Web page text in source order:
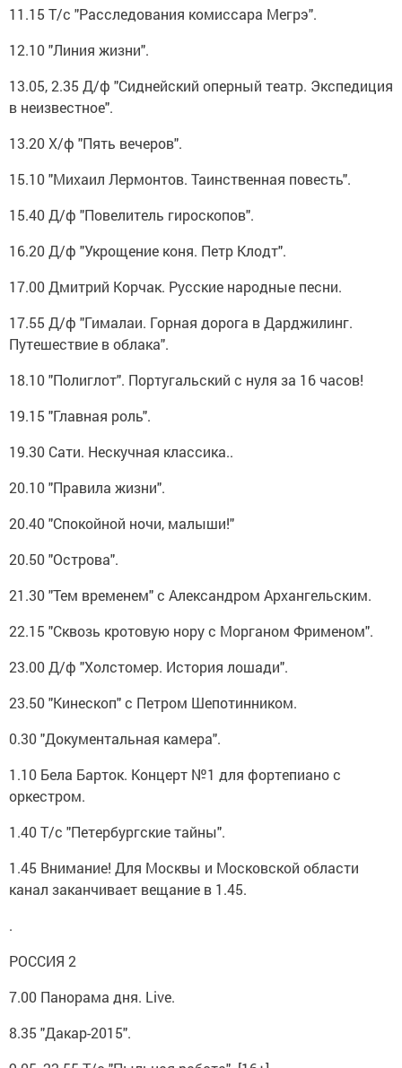
11.15 Т/с "Расследования комиссара Мегрэ".
12.10 "Линия жизни".
13.05, 2.35 Д/ф "Сиднейский оперный театр. Экспедиция
в неизвестное".
13.20 Х/ф "Пять вечеров".
15.10 "Михаил Лермонтов. Таинственная повесть".
15.40 Д/ф "Повелитель гироскопов".
16.20 Д/ф "Укрощение коня. Петр Клодт".
17.00 Дмитрий Корчак. Русские народные песни.
17.55 Д/ф "Гималаи. Горная дорога в Дарджилинг.
Путешествие в облака".
18.10 "Полиглот". Португальский с нуля за 16 часов!
19.15 "Главная роль".
19.30 Сати. Нескучная классика..
20.10 "Правила жизни".
20.40 "Спокойной ночи, малыши!"
20.50 "Острова".
21.30 "Тем временем" с Александром Архангельским.
22.15 "Сквозь кротовую нору с Морганом Фрименом".
23.00 Д/ф "Холстомер. История лошади".
23.50 "Кинескоп" с Петром Шепотинником.
0.30 "Документальная камера".
1.10 Бела Барток. Концерт №1 для фортепиано с
оркестром.
1.40 Т/с "Петербургские тайны".
1.45 Внимание! Для Москвы и Московской области
канал заканчивает вещание в 1.45.
.
РОССИЯ 2
7.00 Панорама дня. Live.
8.35 "Дакар-2015".